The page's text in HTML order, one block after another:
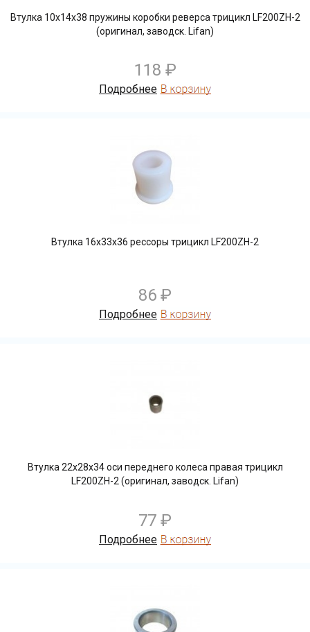
Втулка 10х14х38 пружины коробки реверса трицикл LF200ZH-2
(оригинал, заводск. Lifan)
118 ₽
Подробнее
Втулка 16х33х36 рессоры трицикл LF200ZH-2
86 ₽
Подробнее
Втулка 22х28х34 оси переднего колеса правая трицикл
LF200ZH-2 (оригинал, заводск. Lifan)
77 ₽
Подробнее